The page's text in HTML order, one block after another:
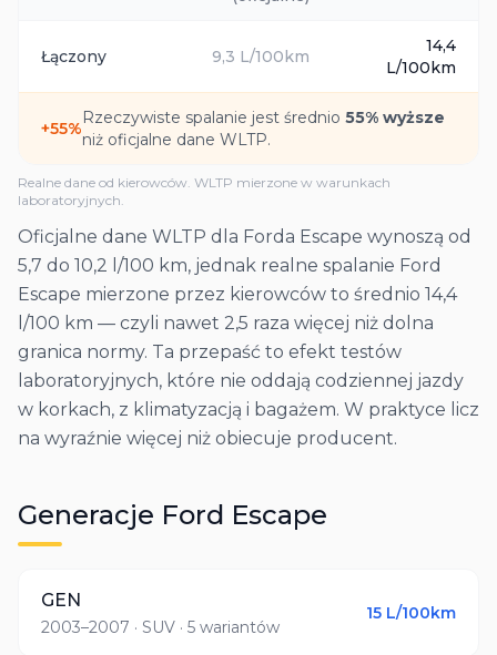
Łączony 9,3 L/100km
14,4
L/100km
+55%
Rzeczywiste spalanie jest średnio 55% wyższe
niż oficjalne dane WLTP.
Realne dane od kierowców. WLTP mierzone w warunkach
laboratoryjnych.
Oficjalne dane WLTP dla Forda Escape wynoszą od
5,7 do 10,2 l/100 km, jednak realne spalanie Ford
Escape mierzone przez kierowców to średnio 14,4
l/100 km — czyli nawet 2,5 raza więcej niż dolna
granica normy. Ta przepaść to efekt testów
laboratoryjnych, które nie oddają codziennej jazdy
w korkach, z klimatyzacją i bagażem. W praktyce licz
na wyraźnie więcej niż obiecuje producent.
Generacje Ford Escape
GEN
2003–2007 · SUV · 5 wariantów
15 L/100km